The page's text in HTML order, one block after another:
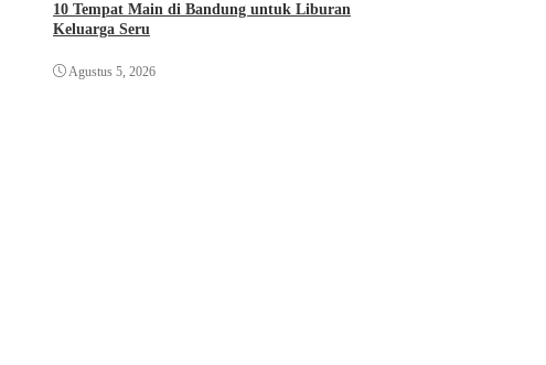
10 Tempat Main di Bandung untuk Liburan
Keluarga Seru
Agustus 5, 2026